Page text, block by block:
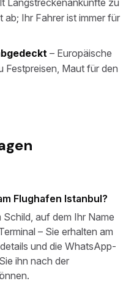
Langstreckenankünfte zu
Ihr Fahrer ist immer für
– Europäische
Festpreisen, Maut für den
Flughafen Istanbul?
auf dem Ihr Name
– Sie erhalten am
und die WhatsApp-
ihn nach der